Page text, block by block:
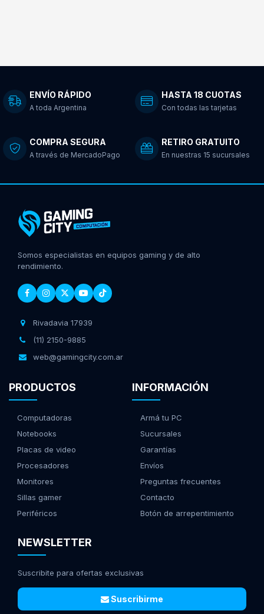
ENVÍO RÁPIDO
A toda Argentina
HASTA 18 CUOTAS
Con todas las tarjetas
COMPRA SEGURA
A través de MercadoPago
RETIRO GRATUITO
En nuestras 15 sucursales
Somos especialistas en equipos gaming y de alto
rendimiento.
Rivadavia 17939
(11) 2150-9885
web@gamingcity.com.ar
PRODUCTOS
Computadoras
Notebooks
Placas de video
Procesadores
Monitores
Sillas gamer
Periféricos
INFORMACIÓN
Armá tu PC
Sucursales
Garantías
Envíos
Preguntas frecuentes
Contacto
Botón de arrepentimiento
NEWSLETTER
Suscribite para ofertas exclusivas
Suscribirme